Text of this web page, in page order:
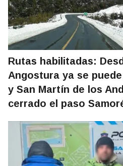
Rutas habilitadas:
Angostura ya se
y San Martín de los
cerrado el paso